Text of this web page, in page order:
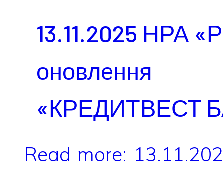
13.11.2025 НРА
«КРЕДИТВЕСТ
Read more: